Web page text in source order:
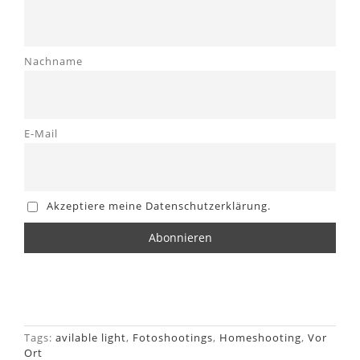
Nachname
E-Mail
Akzeptiere meine Datenschutzerklärung.
Tags: avilable light, Fotoshootings, Homeshooting, Vor
Ort